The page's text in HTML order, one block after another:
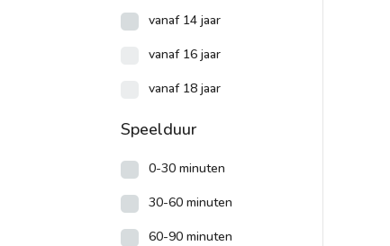
vanaf 14 jaar
vanaf 16 jaar
vanaf 18 jaar
Speelduur
0-30 minuten
30-60 minuten
60-90 minuten